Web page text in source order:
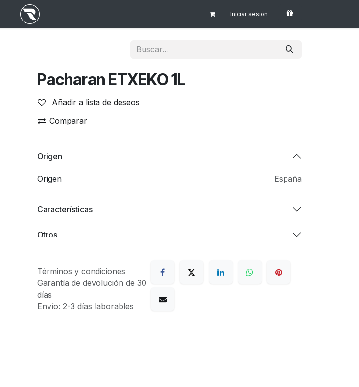
Iniciar sesión
Pacharan ETXEKO 1L
Añadir a lista de deseos
Comparar
Origen
Origen España
Características
Otros
Términos y condiciones
Garantía de devolución de 30
días
Envío: 2-3 días laborables